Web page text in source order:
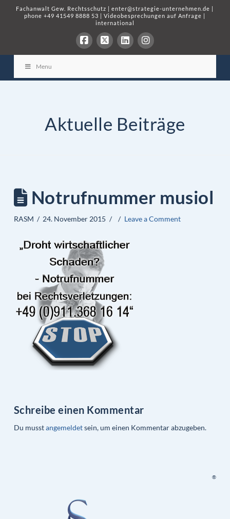
Fachanwalt Gew. Rechtsschutz |enter@strategie-unternehmen.de |
phone+49 41549 8888 53 |Videobesprechungen auf Anfrage |
international
Menu
Aktuelle Beiträge
Notrufnummer musiol
RASM 24. November 2015 Leave a Comment
Schreibe einen Kommentar
Du musstangemeldetsein, um einen Kommentar abzugeben.
®